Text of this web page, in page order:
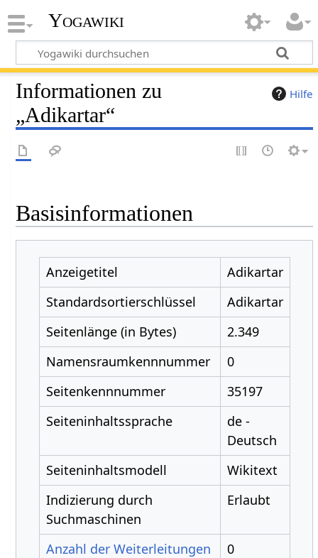
Yogawiki
Hilfe
Informationen zu
„Adikartar“
Basisinformationen
Anzeigetitel
Adikartar
Standardsortierschlüssel
Adikartar
Seitenlänge (in Bytes)
2.349
Namensraumkennnummer
0
Seitenkennnummer
35197
Seiteninhaltssprache
de -
Deutsch
Seiteninhaltsmodell
Wikitext
Indizierung durch
Suchmaschinen
Erlaubt
Anzahl der Weiterleitungen
0